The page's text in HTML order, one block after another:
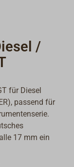
/
für Diesel
passend für
17 mm ein